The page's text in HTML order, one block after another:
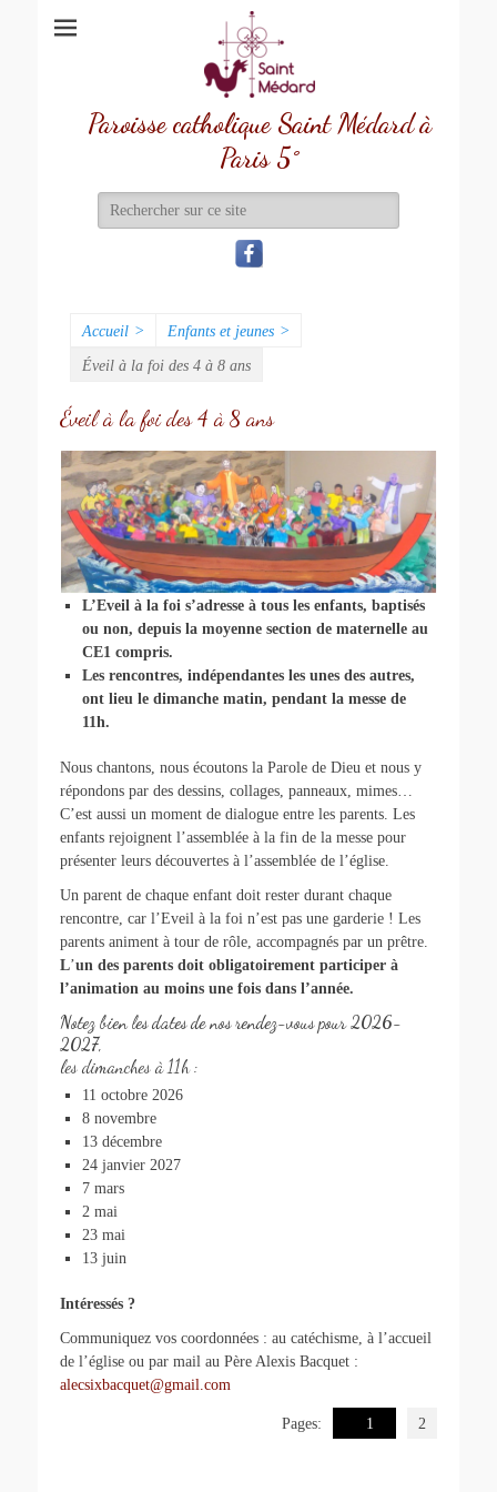
Paroisse catholique Saint Médard à
Paris 5°
Recherche
de:
Accueil > Enfants et jeunes >
Éveil à la foi des 4 à 8 ans
Éveil à la foi des 4 à 8 ans
L’Eveil à la foi s’adresse à tous les enfants, baptisés
ou non, depuis la moyenne section de maternelle au
CE1 compris.
Les rencontres, indépendantes les unes des autres,
ont lieu le dimanche matin, pendant la messe de
11h.
Nous chantons, nous écoutons la Parole de Dieu et nous y
répondons par des dessins, collages, panneaux, mimes…
C’est aussi un moment de dialogue entre les parents. Les
enfants rejoignent l’assemblée à la fin de la messe pour
présenter leurs découvertes à l’assemblée de l’église.
Un parent de chaque enfant doit rester durant chaque
rencontre, car l’Eveil à la foi n’est pas une garderie ! Les
parents animent à tour de rôle, accompagnés par un prêtre.
L’un des parents doit obligatoirement participer à
l’animation au moins une fois dans l’année.
Notez bien les dates de nos rendez-vous pour 2026-
2027,
les dimanches à 11h :
11 octobre 2026
8 novembre
13 décembre
24 janvier 2027
7 mars
2 mai
23 mai
13 juin
Intéressés ?
Communiquez vos coordonnées : au catéchisme, à l’accueil
de l’église ou par mail au Père Alexis Bacquet :
alecsixbacquet@gmail.com
Pages: 1 2